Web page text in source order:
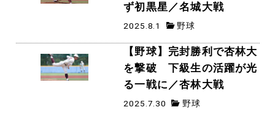
ず初黒星／名城大戦
2025.8.1 野球
【野球】完封勝利で杏林大
を撃破 下級生の活躍が光
る一戦に／杏林大戦
2025.7.30 野球